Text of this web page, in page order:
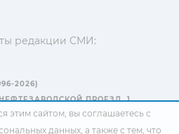
редакции СМИ:
2026)
ПРОЕЗД, 1
этим сайтом, вы соглашаетесь с
данных, а также с тем, что